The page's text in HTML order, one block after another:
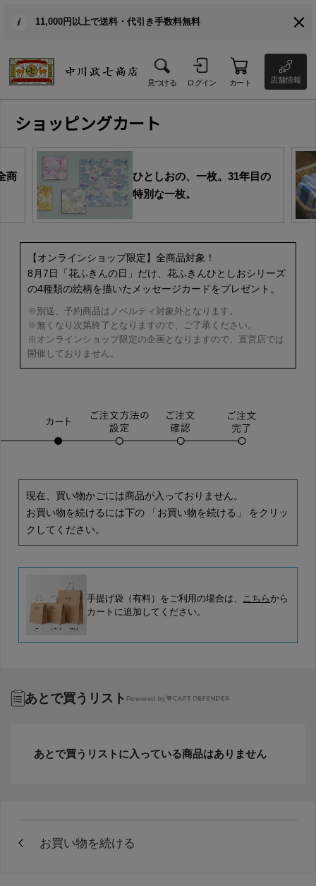
11,000円以上で送料・代引き手数料無料
見つける ログイン カート 店舗情報
ショッピングカート
商
ひとしおの、一枚。31年目の
特別な一枚。
【オンラインショップ限定】全商品対象！
8月7日「花ふきんの日」だけ、花ふきんひとしおシリーズ
の4種類の絵柄を描いたメッセージカードをプレゼント。
※別送、予約商品はノベルティ対象外となります。
※無くなり次第終了となりますので、ご了承ください。
※オンラインショップ限定の企画となりますので、直営店では
開催しておりません。
現在、買い物かごには商品が入っておりません。
お買い物を続けるには下の 「お買い物を続ける」 をクリッ
クしてください。
手提げ袋（有料）をご利用の場合は、 こちらから
カートに追加してください。
あとで買うリスト Powered by
あとで買うリストに入っている商品はありません